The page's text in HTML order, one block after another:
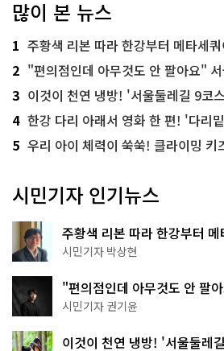
많이 본 뉴스
1 주황색 리본 따라 한강부터 메타세쿼이아 숲
2 "편의점인데 아무것도 안 팔아요" 서울에서
3 이것이 천연 냉방! '서울둘레길 9코
4 한강 다리 아래서 영화 한 편! '다리
5 우리 아이 체력이 쑥쑥! 클라이밍 키
시민기자 인기뉴스
주황색 리본 따라 한강부터
서울둘레길 15코스
시민기자 박상현
"편의점인데 아무것도 안 팔
한 편의점의 정체
시민기자 권기윤
이것이 천연 냉방! '서울둘레